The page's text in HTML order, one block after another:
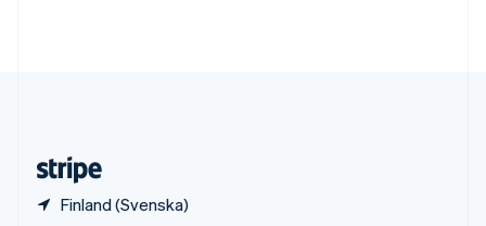
Finland (Svenska)